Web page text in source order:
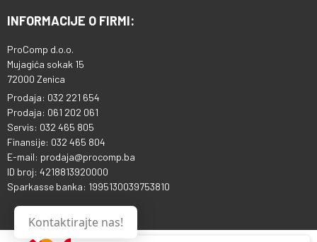
INFORMACIJE O FIRMI:
ProComp d.o.o.
Mujagića sokak 15
72000 Zenica
Prodaja: 032 221 654
Prodaja: 061 202 061
Servis: 032 465 805
Finansije: 032 465 804
E-mail: prodaja@procomp.ba
ID broj: 4218813920000
Sparkasse banka: 1995130039753810
Kontaktirajte nas!